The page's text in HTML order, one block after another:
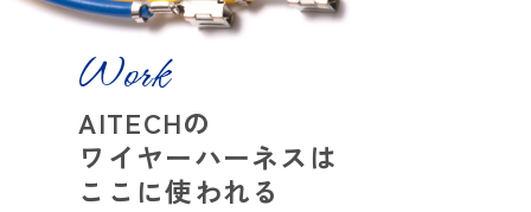
Work
AITECHの
ワイヤーハーネスは
ここに使われる